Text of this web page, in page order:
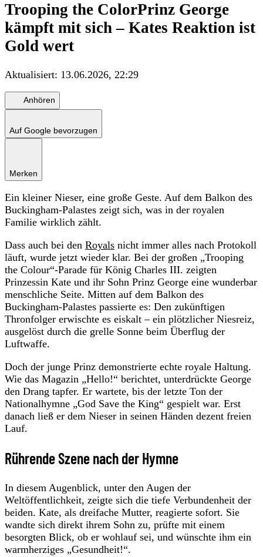
Trooping the ColorPrinz George
kämpft mit sich – Kates Reaktion ist
Gold wert
Aktualisiert: 13.06.2026, 22:29
Anhören
Auf Google bevorzugen
Merken
Ein kleiner Nieser, eine große Geste. Auf dem Balkon des
Buckingham-Palastes zeigt sich, was in der royalen
Familie wirklich zählt.
Dass auch bei den Royals nicht immer alles nach Protokoll
läuft, wurde jetzt wieder klar. Bei der großen „Trooping
the Colour“-Parade für König Charles III. zeigten
Prinzessin Kate und ihr Sohn Prinz George eine wunderbar
menschliche Seite. Mitten auf dem Balkon des
Buckingham-Palastes passierte es: Den zukünftigen
Thronfolger erwischte es eiskalt – ein plötzlicher Niesreiz,
ausgelöst durch die grelle Sonne beim Überflug der
Luftwaffe.
Doch der junge Prinz demonstrierte echte royale Haltung.
Wie das Magazin „Hello!“ berichtet, unterdrückte George
den Drang tapfer. Er wartete, bis der letzte Ton der
Nationalhymne „God Save the King“ gespielt war. Erst
danach ließ er dem Nieser in seinen Händen dezent freien
Lauf.
Rührende Szene nach der Hymne
In diesem Augenblick, unter den Augen der
Weltöffentlichkeit, zeigte sich die tiefe Verbundenheit der
beiden. Kate, als dreifache Mutter, reagierte sofort. Sie
wandte sich direkt ihrem Sohn zu, prüfte mit einem
besorgten Blick, ob er wohlauf sei, und wünschte ihm ein
warmherziges „Gesundheit!“.